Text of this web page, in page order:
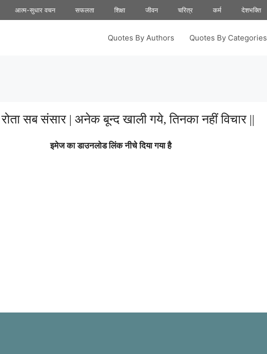
आत्म-सुधार वचन सफलता शिक्षा जीवन चरित्र कर्म देशभक्ति
Quotes By Authors Quotes By Categories
सब संसार | अनेक बून्द खाली गये, तिनका नहीं विचार ||
इमेज का डाउनलोड लिंक नीचे दिया गया है